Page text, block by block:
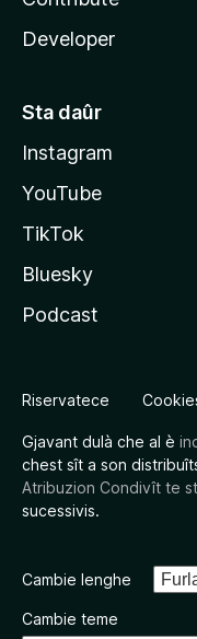
Developer
Sta daûr
Instagram
YouTube
TikTok
Bluesky
Podcast
Riservatece
Gjavant dulà che al è
chest sît a son
Atribuzion Condivît te
sucessivis.
Cambie lenghe
Cambie teme